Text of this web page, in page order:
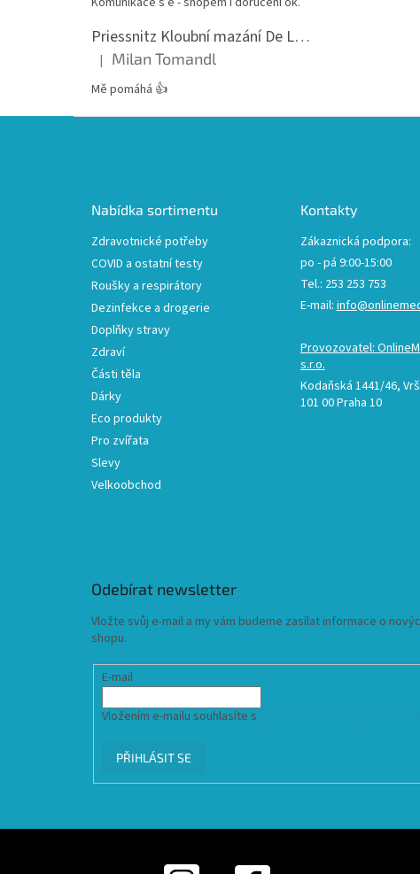
Priessnitz Kloubní mazání De Luxe, 200ml
Hodnocení produktu je 5 z 5 hvězdiček.
| Milan Tomandl
Mě pomáhá 👍
Nabídka sortimentu
Zdravotnické potřeby
COVID a ostatní testy
Roušky a respirátory
Dezinfekce a drogerie
Doplňky stravy
Zdraví
Části těla
Dárky
Eco produkty
Pro zvířata
Slevy
Velkoobchod
Kontakty
Zákaznická podpora:
po - pá 9:00-15:00
Tel.: 253 253 753
E-mail:
Provozovatel:
s.r.o.
Kodaňská 1441/46,
101 00 Praha 10
Odebírat newsletter
Vložte svůj e-mail a my vám budeme zasílat informace o
shopu.
E-mail
Vložením e-mailu souhlasíte s
PŘIHLÁSIT SE